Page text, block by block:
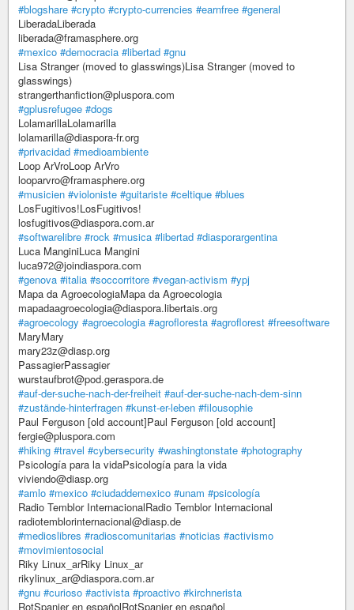
#blogshare #crypto #crypto-currencies #earnfree #general
LiberadaLiberada
liberada@framasphere.org
#mexico #democracia #libertad #gnu
Lisa Stranger (moved to glasswings)Lisa Stranger (moved to
glasswings)
strangerthanfiction@pluspora.com
#gplusrefugee #dogs
LolamarillaLolamarilla
lolamarilla@diaspora-fr.org
#privacidad #medioambiente
Loop ArVroLoop ArVro
looparvro@framasphere.org
#musicien #violoniste #guitariste #celtique #blues
LosFugitivos!LosFugitivos!
losfugitivos@diaspora.com.ar
#softwarelibre #rock #musica #libertad #diasporargentina
Luca ManginiLuca Mangini
luca972@joindiaspora.com
#genova #italia #soccorritore #vegan-activism #ypj
Mapa da AgroecologiaMapa da Agroecologia
mapadaagroecologia@diaspora.libertais.org
#agroecology #agroecologia #agrofloresta #agroflorest #freesoftware
MaryMary
mary23z@diasp.org
PassagierPassagier
wurstaufbrot@pod.geraspora.de
#auf-der-suche-nach-der-freiheit #auf-der-suche-nach-dem-sinn
#zustände-hinterfragen #kunst-er-leben #filousophie
Paul Ferguson [old account]Paul Ferguson [old account]
fergie@pluspora.com
#hiking #travel #cybersecurity #washingtonstate #photography
Psicología para la vidaPsicología para la vida
viviendo@diasp.org
#amlo #mexico #ciudaddemexico #unam #psicología
Radio Temblor InternacionalRadio Temblor Internacional
radiotemblorinternacional@diasp.de
#medioslibres #radioscomunitarias #noticias #activismo
#movimientosocial
Riky Linux_arRiky Linux_ar
rikylinux_ar@diaspora.com.ar
#gnu #curioso #activista #proactivo #kirchnerista
RotSpanier en españolRotSpanier en español